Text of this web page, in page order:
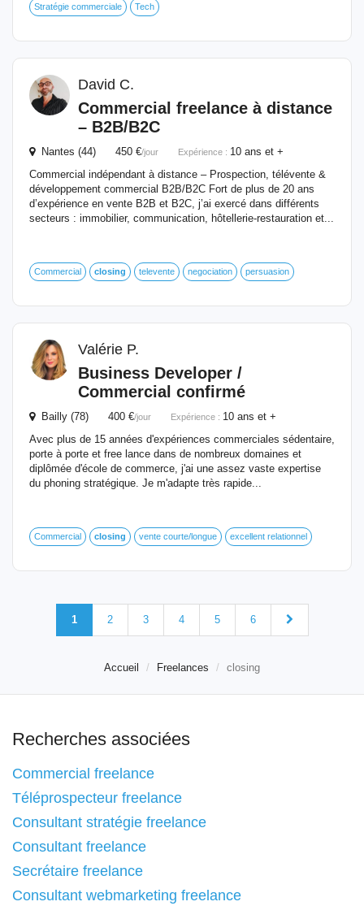
Stratégie commerciale Tech
David C.
Commercial freelance à distance
– B2B/B2C
Nantes (44) 450 €/jour Expérience : 10 ans et +
Commercial indépendant à distance – Prospection, télévente &
développement commercial B2B/B2C Fort de plus de 20 ans
d’expérience en vente B2B et B2C, j’ai exercé dans différents
secteurs : immobilier, communication, hôtellerie-restauration et...
Commercial closing televente negociation persuasion
Valérie P.
Business Developer /
Commercial confirmé
Bailly (78) 400 €/jour Expérience : 10 ans et +
Avec plus de 15 années d'expériences commerciales sédentaire,
porte à porte et free lance dans de nombreux domaines et
diplômée d'école de commerce, j'ai une assez vaste expertise
du phoning stratégique. Je m'adapte très rapide...
Commercial closing vente courte/longue excellent relationnel
1 2 3 4 5 6
Accueil Freelances closing
Recherches associées
Commercial freelance
Téléprospecteur freelance
Consultant stratégie freelance
Consultant freelance
Secrétaire freelance
Consultant webmarketing freelance